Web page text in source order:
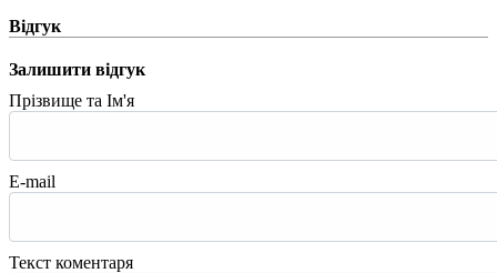
Відгук
Залишити відгук
Прізвище та Ім'я
E-mail
Текст коментаря